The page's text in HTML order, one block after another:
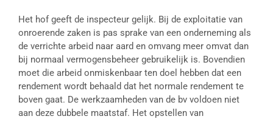
Het hof geeft de inspecteur gelijk. Bij de exploitatie van
onroerende zaken is pas sprake van een onderneming als
de verrichte arbeid naar aard en omvang meer omvat dan
bij normaal vermogensbeheer gebruikelijk is. Bovendien
moet die arbeid onmiskenbaar ten doel hebben dat een
rendement wordt behaald dat het normale rendement te
boven gaat. De werkzaamheden van de bv voldoen niet
aan deze dubbele maatstaf. Het opstellen van